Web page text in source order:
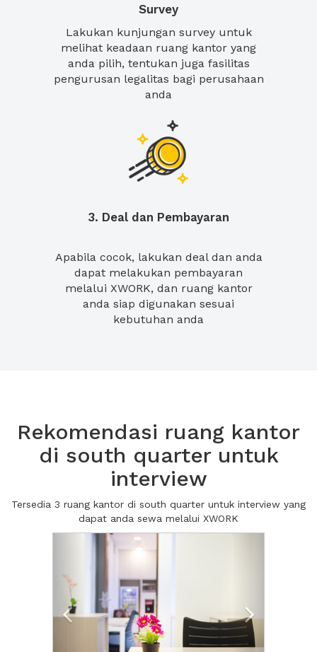
Survey
Lakukan kunjungan survey untuk
melihat keadaan ruang kantor yang
anda pilih, tentukan juga fasilitas
pengurusan legalitas bagi perusahaan
anda
3. Deal dan Pembayaran
Apabila cocok, lakukan deal dan anda
dapat melakukan pembayaran
melalui XWORK, dan ruang kantor
anda siap digunakan sesuai
kebutuhan anda
Rekomendasi ruang kantor
di south quarter untuk
interview
Tersedia 3 ruang kantor di south quarter untuk interview yang
dapat anda sewa melalui XWORK
Previous